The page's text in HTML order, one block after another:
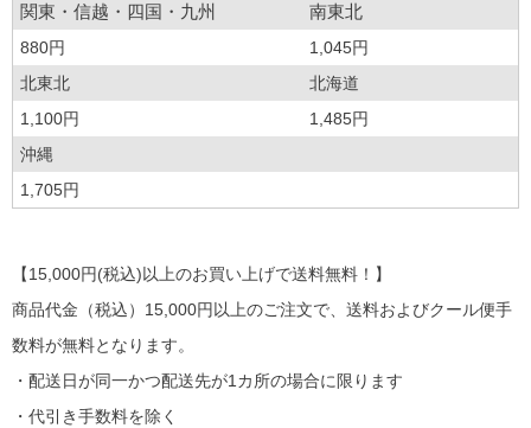
関東・信越・四国・九州 南東北
880円
1,045円
北東北
北海道
1,100円
1,485円
沖縄
1,705円
【15,000円(税込)以上のお買い上げで送料無料！】
商品代金（税込）15,000円以上のご注文で、送料およびクール便手
数料が無料となります。
・配送日が同一かつ配送先が1カ所の場合に限ります
・代引き手数料を除く